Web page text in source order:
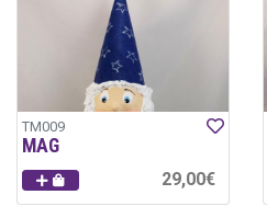
TM009
MAG
29,00€